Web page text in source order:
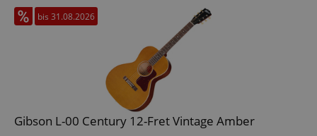
bis 31.08.2026
Gibson L-00 Century 12-Fret Vintage Amber